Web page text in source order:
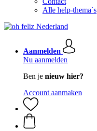
Alle help-thema`s
Aanmelden
Nu aanmelden
Ben je nieuw hier?
Account aanmaken